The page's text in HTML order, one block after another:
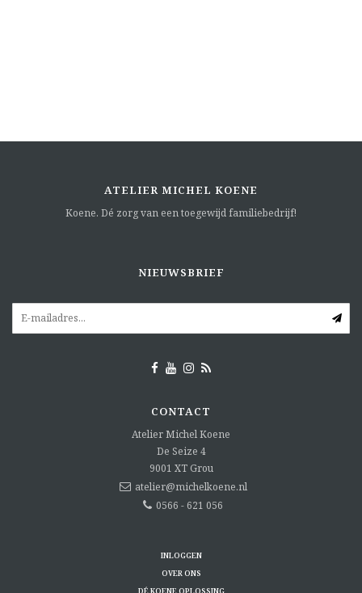
ATELIER MICHEL KOENE
Koene. Dé zorg van een toegewijd familiebedrijf!
NIEUWSBRIEF
CONTACT
Atelier Michel Koene
De Seize 4
9001 XT Grou
atelier@michelkoene.nl
0566 - 621 056
INLOGGEN
OVER ONS
DÉ KOENE OPLOSSING